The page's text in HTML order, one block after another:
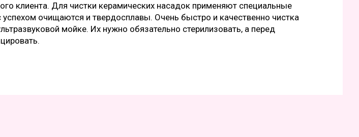
клиента. Для чистки керамических насадок применяют специальные
очищаются и твердосплавы. Очень быстро и качественно чистка
мойке. Их нужно обязательно стерилизовать, а перед